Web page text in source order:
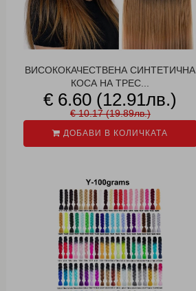
ВИСОКОКАЧЕСТВЕНА СИНТЕТИЧНА
КОСА НА ТРЕС...
€ 6.60 (12.91лв.)
€ 10.17 (19.89лв.)
ДОБАВИ В КОЛИЧКАТА